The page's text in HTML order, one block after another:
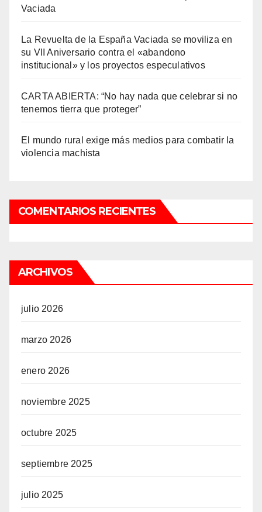
Vaciada
La Revuelta de la España Vaciada se moviliza en
su VII Aniversario contra el «abandono
institucional» y los proyectos especulativos
CARTA ABIERTA: “No hay nada que celebrar si no
tenemos tierra que proteger”
El mundo rural exige más medios para combatir la
violencia machista
COMENTARIOS RECIENTES
ARCHIVOS
julio 2026
marzo 2026
enero 2026
noviembre 2025
octubre 2025
septiembre 2025
julio 2025